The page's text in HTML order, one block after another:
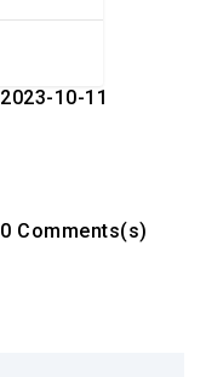
2023-10-11
0 Comments(s)